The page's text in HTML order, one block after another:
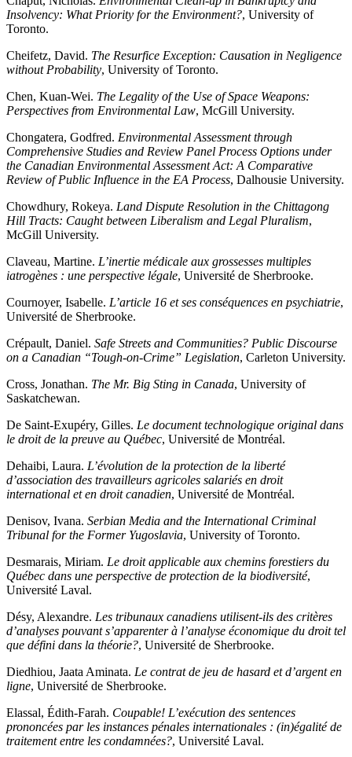
Insolvency: What Priority for the Environment?, University of
Toronto.
Cheifetz, David. The Resurfice Exception: Causation in Negligence
without Probability, University of Toronto.
Chen, Kuan-Wei. The Legality of the Use of Space Weapons:
Perspectives from Environmental Law, McGill University.
Chongatera, Godfred. Environmental Assessment through
Comprehensive Studies and Review Panel Process Options under
the Canadian Environmental Assessment Act: A Comparative
Review of Public Influence in the EA Process, Dalhousie University.
Chowdhury, Rokeya. Land Dispute Resolution in the Chittagong
Hill Tracts: Caught between Liberalism and Legal Pluralism,
McGill University.
Claveau, Martine. L’inertie médicale aux grossesses multiples
iatrogènes : une perspective légale, Université de Sherbrooke.
Cournoyer, Isabelle. L’article 16 et ses conséquences en psychiatrie,
Université de Sherbrooke.
Crépault, Daniel. Safe Streets and Communities? Public Discourse
on a Canadian “Tough-on-Crime” Legislation, Carleton University.
Cross, Jonathan. The Mr. Big Sting in Canada, University of
Saskatchewan.
De Saint-Exupéry, Gilles. Le document technologique original dans
le droit de la preuve au Québec, Université de Montréal.
Dehaibi, Laura. L’évolution de la protection de la liberté
d’association des travailleurs agricoles salariés en droit
international et en droit canadien, Université de Montréal.
Denisov, Ivana. Serbian Media and the International Criminal
Tribunal for the Former Yugoslavia, University of Toronto.
Desmarais, Miriam. Le droit applicable aux chemins forestiers du
Québec dans une perspective de protection de la biodiversité,
Université Laval.
Désy, Alexandre. Les tribunaux canadiens utilisent-ils des critères
d’analyses pouvant s’apparenter à l’analyse économique du droit tel
que défini dans la théorie?, Université de Sherbrooke.
Diedhiou, Jaata Aminata. Le contrat de jeu de hasard et d’argent en
ligne, Université de Sherbrooke.
Elassal, Édith-Farah. Coupable! L’exécution des sentences
prononcées par les instances pénales internationales : (in)égalité de
traitement entre les condamnées?, Université Laval.